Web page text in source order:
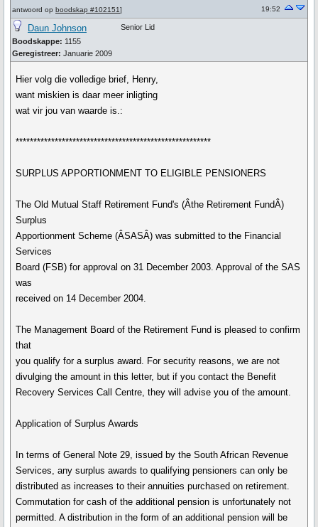
antwoord op boodskap #102151]
19:52
Daun Johnson
Boodskappe: 1155
Geregistreer: Januarie 2009
Senior Lid
Hier volg die volledige brief, Henry,
want miskien is daar meer inligting
wat vir jou van waarde is.:
*******************************************************
SURPLUS APPORTIONMENT TO ELIGIBLE PENSIONERS
The Old Mutual Staff Retirement Fund's (Âthe Retirement FundÂ)
Surplus
Apportionment Scheme (ÂSASÂ) was submitted to the Financial
Services
Board (FSB) for approval on 31 December 2003. Approval of the SAS
was
received on 14 December 2004.
The Management Board of the Retirement Fund is pleased to confirm
that
you qualify for a surplus award. For security reasons, we are not
divulging the amount in this letter, but if you contact the Benefit
Recovery Services Call Centre, they will advise you of the amount.
Application of Surplus Awards
In terms of General Note 29, issued by the South African Revenue
Services, any surplus awards to qualifying pensioners can only be
distributed as increases to their annuities purchased on retirement.
Commutation for cash of the additional pension is unfortunately not
permitted. A distribution in the form of an additional pension will be